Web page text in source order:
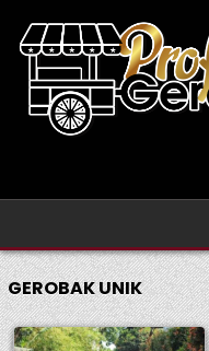
content
GEROBAK UNIK